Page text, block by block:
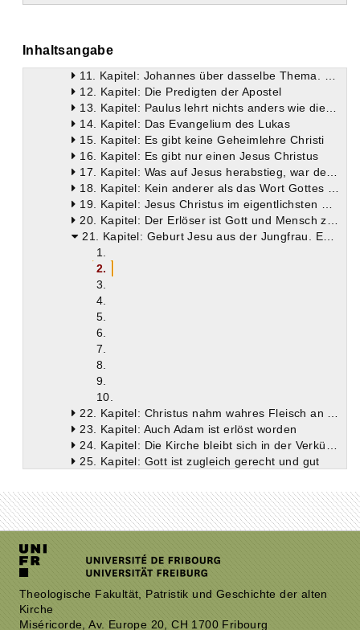
Inhaltsangabe9. Kapitel: Matthäus und der Gott des Alten Testamentes
10. Kapitel: Lukas und Markus über den Gott des Alten Testamentes
11. Kapitel: Johannes über dasselbe Thema. — Die vier Evangelien als Ganzes
12. Kapitel: Die Predigten der Apostel
13. Kapitel: Paulus lehrt nichts anders wie die übrigen Apostel
14. Kapitel: Das Evangelium des Lukas
15. Kapitel: Es gibt keine Geheimlehre Christi
16. Kapitel: Es gibt nur einen Jesus Christus
17. Kapitel: Was auf Jesus herabstieg, war der Hl. Geist
18. Kapitel: Kein anderer als das Wort Gottes starb am Kreuze
19. Kapitel: Jesus Christus im eigentlichsten Sinne Sohn Gottes
20. Kapitel: Der Erlöser ist Gott und Mensch zugleich
21. Kapitel: Geburt Jesu aus der Jungfrau. Entstehung der LXX
1.
2.
3.
4.
5.
6.
7.
8.
9.
10.
22. Kapitel: Christus nahm wahres Fleisch an aus Maria
23. Kapitel: Auch Adam ist erlöst worden
24. Kapitel: Die Kirche bleibt sich in der Verkündigung der Wahrheit immer gleich; die Häretiker suchen immer Neues
25. Kapitel: Gott ist zugleich gerecht und gut
Fünftes Buch
Theologische Fakultät, Patristik und Geschichte der alten
Kirche
Miséricorde, Av. Europe 20, CH 1700 Fribourg